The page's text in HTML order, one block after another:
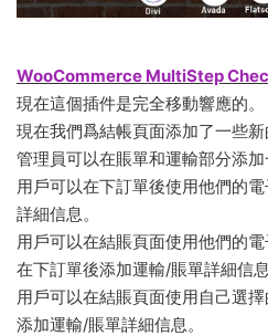
WooCommerce MultiStep
現在這個插件是完全移動響應的。
現在我們爲結帳頁面添加了一些新
管理員可以在賬單和運輸部分添加
用戶可以在下訂單後使用他們的
詳細信息。
用戶可以在結賬頁面使用他們的
在下訂單後添加運輸/賬單詳細信息
用戶可以在結賬頁面使用自己選
添加運輸/賬單詳細信息。